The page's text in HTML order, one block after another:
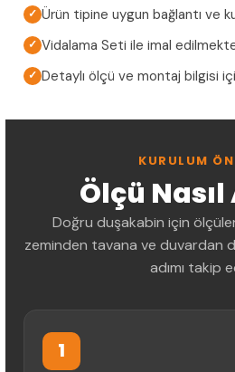
✓ Ürün tipine uygun bağlantı ve
✓ Vidalama Seti ile imal
✓ Detaylı ölçü ve montaj bilgisi
KURULUM
Ölçü Nasıl
Doğru duşakabin için
zeminden tavana ve duvardan
adımı takip
1